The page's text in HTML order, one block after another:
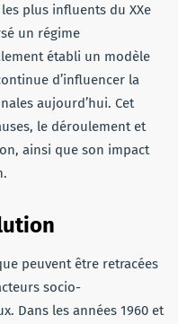
plus influents du XXe
un régime
établi un modèle
d’influencer la
aujourd’hui. Cet
le déroulement et
ainsi que son impact
peuvent être retracées
socio-
Dans les années 1960 et